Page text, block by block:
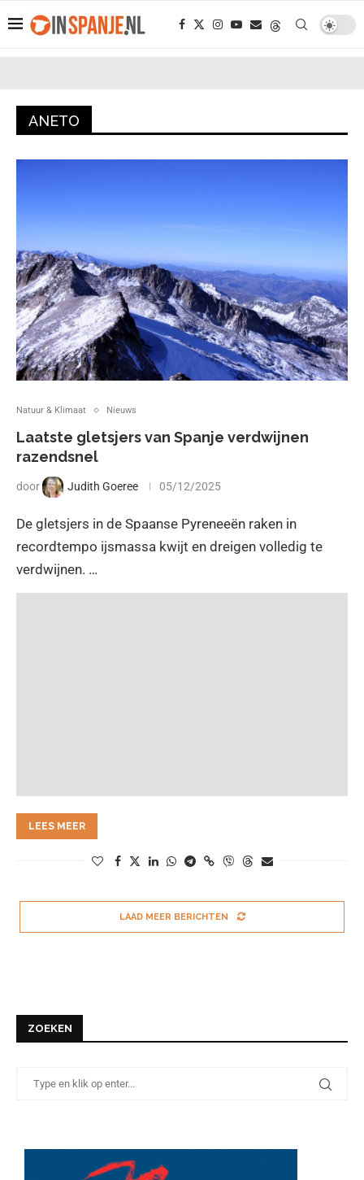
ANETO
Natuur & Klimaat Nieuws
Laatste gletsjers van Spanje verdwijnen
razendsnel
door Judith Goeree 05/12/2025
De gletsjers in de Spaanse Pyreneeën raken in
recordtempo ijsmassa kwijt en dreigen volledig te
verdwijnen. …
LEES MEER
LAAD MEER BERICHTEN
ZOEKEN